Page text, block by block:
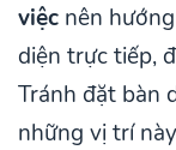
việc nên
diện trực tiếp,
Tránh đặt bàn
những vị trí